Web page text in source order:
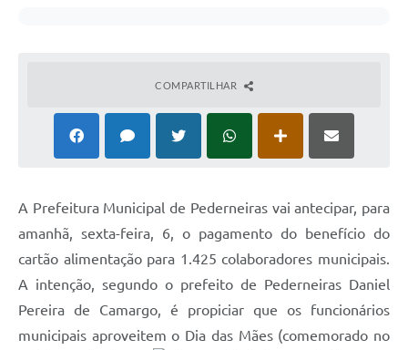
COMPARTILHAR
A Prefeitura Municipal de Pederneiras vai antecipar, para
amanhã, sexta-feira, 6, o pagamento do benefício do
cartão alimentação para 1.425 colaboradores municipais.
A intenção, segundo o prefeito de Pederneiras Daniel
Pereira de Camargo, é propiciar que os funcionários
municipais aproveitem o Dia das Mães (comemorado no